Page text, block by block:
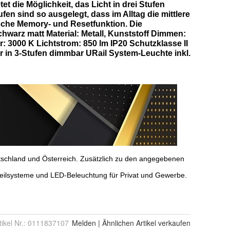
Nr.: 0111837107 Melden | Ähnlichen Artikel verkaufen